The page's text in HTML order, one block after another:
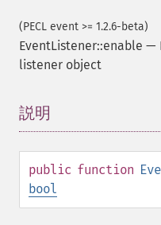
(PECL event >= 1.2.6-beta)
EventListener::enable —
listener object
説明
public function
bool